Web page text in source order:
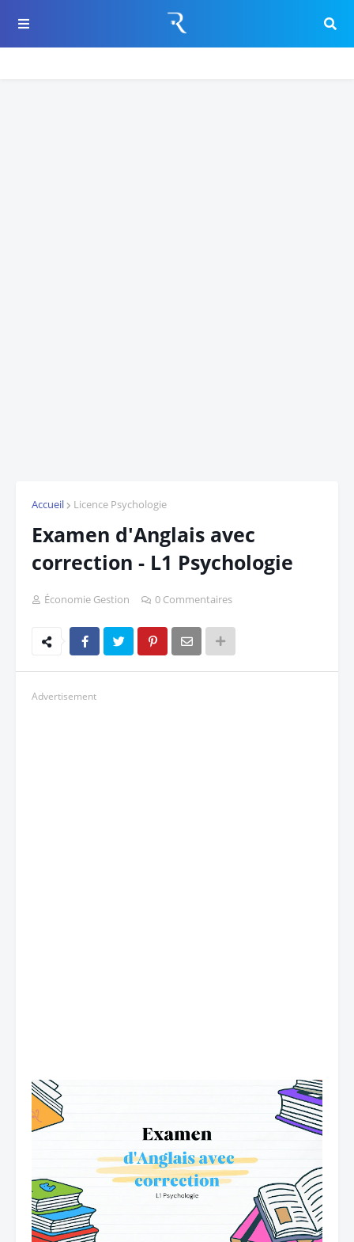
Accueil Licence Psychologie
Examen d'Anglais avec
correction - L1 Psychologie
Économie Gestion 0 Commentaires
Advertisement